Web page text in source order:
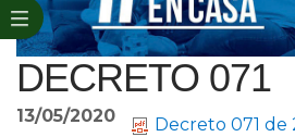
DECRETO 071
13/05/2020 Decreto 071